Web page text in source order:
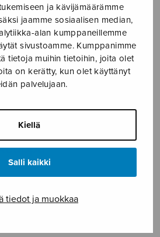
ja kävijämäärämme
jaamme sosiaalisen median,
alan kumppaneillemme
sivustoamme. Kumppanimme
tietoja muihin tietoihin, joita olet
on kerätty, kun olet käyttänyt
palvelujaan.
Kiellä
Salli kaikki
tiedot ja muokkaa
OPPAAT